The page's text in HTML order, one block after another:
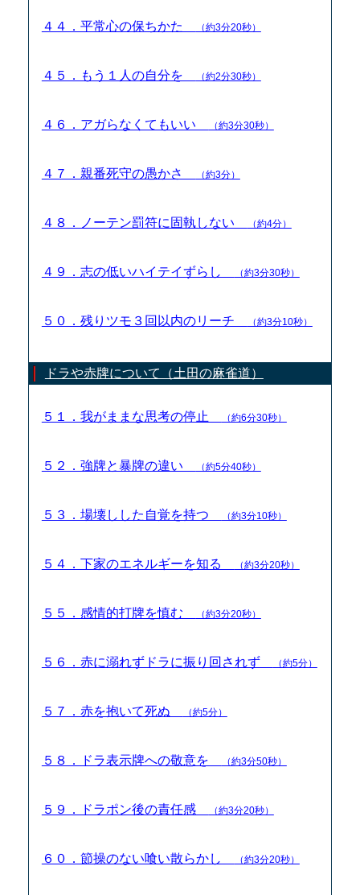
４４．平常心の保ちかた （約3分20秒）
４５．もう１人の自分を （約2分30秒）
４６．アガらなくてもいい （約3分30秒）
４７．親番死守の愚かさ （約3分）
４８．ノーテン罰符に固執しない （約4分）
４９．志の低いハイテイずらし （約3分30秒）
５０．残りツモ３回以内のリーチ （約3分10秒）
ドラや赤牌について（土田の麻雀道）
５１．我がままな思考の停止 （約6分30秒）
５２．強牌と暴牌の違い （約5分40秒）
５３．場壊しした自覚を持つ （約3分10秒）
５４．下家のエネルギーを知る （約3分20秒）
５５．感情的打牌を慎む （約3分20秒）
５６．赤に溺れずドラに振り回されず （約5分）
５７．赤を抱いて死ぬ （約5分）
５８．ドラ表示牌への敬意を （約3分50秒）
５９．ドラポン後の責任感 （約3分20秒）
６０．節操のない喰い散らかし （約3分20秒）